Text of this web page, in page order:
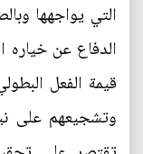
التي يواجهها
الدفاع عن خياره
قيمة الفعل
وتشجيعهم على